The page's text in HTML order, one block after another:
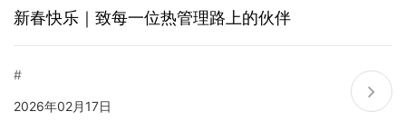
新春快乐｜致每一位热管理路上的伙伴
#
2026年02月17日